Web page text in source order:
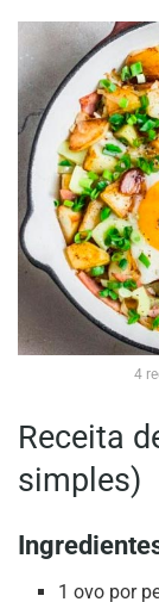
4
Receita
simples)
1 ovo por